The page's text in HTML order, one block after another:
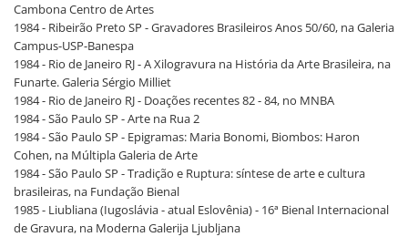
Cambona Centro de Artes
1984 - Ribeirão Preto SP - Gravadores Brasileiros Anos 50/60, na Galeria
Campus-USP-Banespa
1984 - Rio de Janeiro RJ - A Xilogravura na História da Arte Brasileira, na
Funarte. Galeria Sérgio Milliet
1984 - Rio de Janeiro RJ - Doações recentes 82 - 84, no MNBA
1984 - São Paulo SP - Arte na Rua 2
1984 - São Paulo SP - Epigramas: Maria Bonomi, Biombos: Haron
Cohen, na Múltipla Galeria de Arte
1984 - São Paulo SP - Tradição e Ruptura: síntese de arte e cultura
brasileiras, na Fundação Bienal
1985 - Liubliana (Iugoslávia - atual Eslovênia) - 16ª Bienal Internacional
de Gravura, na Moderna Galerija Ljubljana